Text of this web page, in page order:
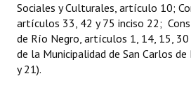
Periodistas Decanos - Registro
Ciudadano Ilustre - Registro
Banca del Vecino - Registro
Sociales y Culturales, artículo 10;
artículos 33, 42 y 75 inciso 22;
de Río Negro, artículos 1, 14, 15, 30
de la Municipalidad de San Carlos
y 21).